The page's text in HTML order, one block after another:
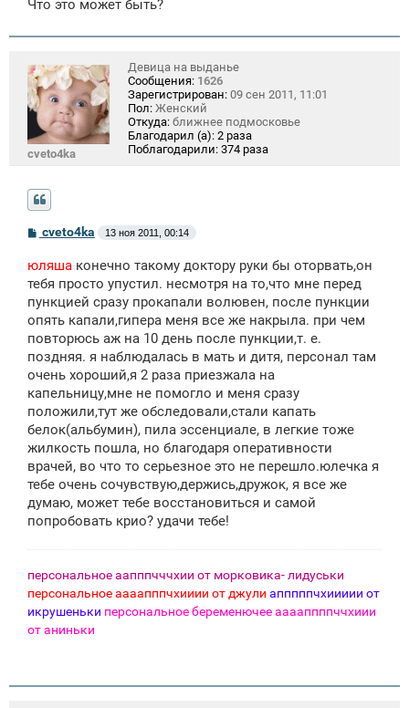
Что это может быть?
cveto4ka
Девица на выданье
Сообщения: 1626
Зарегистрирован: 09 сен 2011, 11:01
Пол: Женский
Откуда: ближнее подмосковье
Благодарил (а): 2 раза
Поблагодарили: 374 раза
С
б
щ
н
и
cveto4ka 13 ноя 2011, 00:14
юляша конечно такому доктору руки бы оторвать,он
тебя просто упустил. несмотря на то,что мне перед
пункцией сразу прокапали волювен, после пункции
опять капали,гипера меня все же накрыла. при чем
повторюсь аж на 10 день после пункции,т. е.
поздняя. я наблюдалась в мать и дитя, персонал там
очень хороший,я 2 раза приезжала на
капельницу,мне не помогло и меня сразу
положили,тут же обследовали,стали капать
белок(альбумин), пила эссенциале, в легкие тоже
жилкость пошла, но благодаря оперативности
врачей, во что то серьезное это не перешло.юлечка я
тебе очень сочувствую,держись,дружок, я все же
думаю, может тебе восстановиться и самой
попробовать крио? удачи тебе!
персональное аапппчччхии от морковика- лидуськи
персональное аааапппчхииии от джули апппппчхиииии от
икрушеньки персональное беременючее ааааппппччхиии
от аниньки